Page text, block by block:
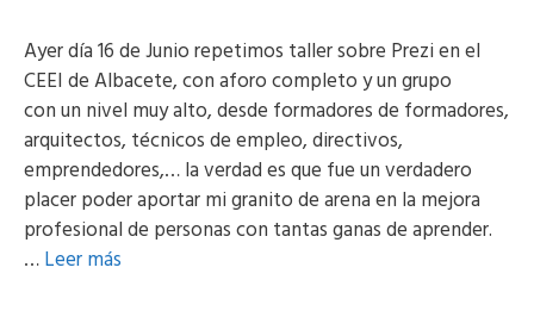
Ayer día 16 de Junio repetimos taller sobre Prezi en el
CEEI de Albacete, con aforo completo y un grupo
con un nivel muy alto, desde formadores de formadores,
arquitectos, técnicos de empleo, directivos,
emprendedores,… la verdad es que fue un verdadero
placer poder aportar mi granito de arena en la mejora
profesional de personas con tantas ganas de aprender.
…Leer más